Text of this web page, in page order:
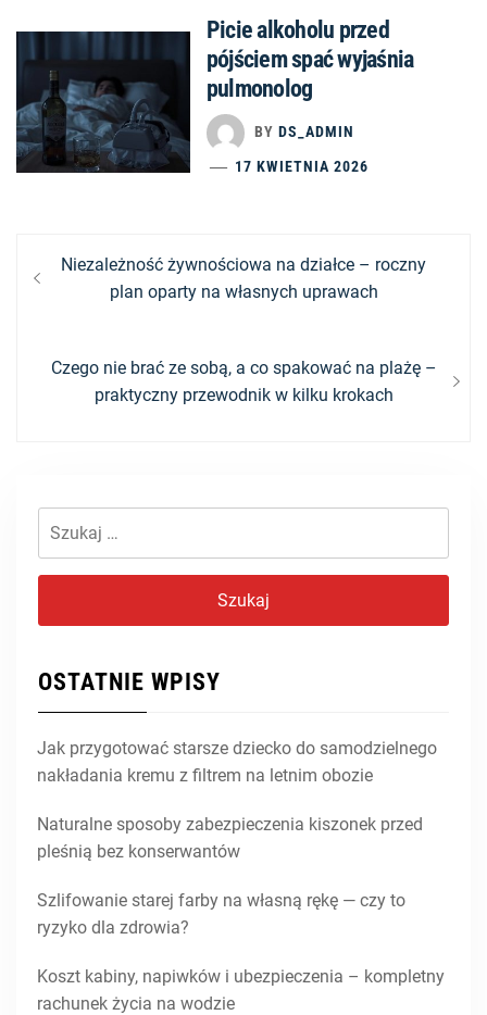
Picie alkoholu przed
pójściem spać wyjaśnia
pulmonolog
BY DS_ADMIN
17 KWIETNIA 2026
Nawigacja
Previous
Niezależność żywnościowa na działce – roczny
plan oparty na własnych uprawach
Next
Czego nie brać ze sobą, a co spakować na plażę –
praktyczny przewodnik w kilku krokach
OSTATNIE WPISY
Jak przygotować starsze dziecko do samodzielnego
nakładania kremu z filtrem na letnim obozie
Naturalne sposoby zabezpieczenia kiszonek przed
pleśnią bez konserwantów
Szlifowanie starej farby na własną rękę — czy to
ryzyko dla zdrowia?
Koszt kabiny, napiwków i ubezpieczenia – kompletny
rachunek życia na wodzie